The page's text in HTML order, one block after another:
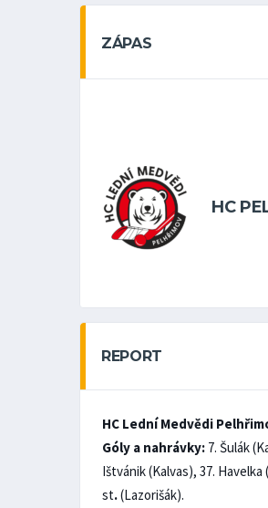
ZÁPAS
HC
REPORT
HC Lední Medvědi
Góly a nahrávky: 7. Šulák
Ištvánik (Kalvas), 37.
st.(Lazorišák).